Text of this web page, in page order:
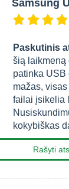
Samsung
Paskutinis
šią laikmeną
patinka USB
mažas,
failai įsikelia
kokybiškas
Rašyti